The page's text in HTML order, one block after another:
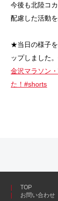
今後も北陸コ
配慮した活動
★当日の様子
ップしました
金沢マラソン
た！#shorts
TOP
お問い合わせ